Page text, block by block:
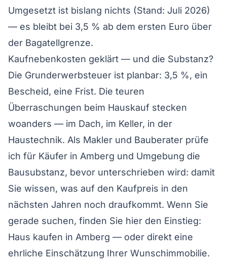
Umgesetzt ist bislang nichts (Stand: Juli 2026)
— es bleibt bei 3,5 % ab dem ersten Euro über
der Bagatellgrenze.
Kaufnebenkosten geklärt — und die Substanz?
Die Grunderwerbsteuer ist planbar: 3,5 %, ein
Bescheid, eine Frist. Die teuren
Überraschungen beim Hauskauf stecken
woanders — im Dach, im Keller, in der
Haustechnik. Als Makler und Bauberater prüfe
ich für Käufer in Amberg und Umgebung die
Bausubstanz, bevor unterschrieben wird: damit
Sie wissen, was auf den Kaufpreis in den
nächsten Jahren noch draufkommt. Wenn Sie
gerade suchen, finden Sie hier den Einstieg:
Haus kaufen in Amberg — oder direkt eine
ehrliche Einschätzung Ihrer Wunschimmobilie.